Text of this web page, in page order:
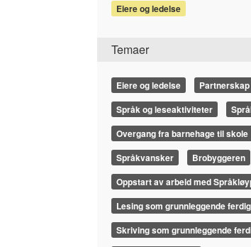
Eiere og ledelse
Temaer
Eiere og ledelse
Språk og leseaktiviteter
Overgang fra barnehage til skole
Språkvansker
Brobyggeren
Oppstart av arbeid med
Lesing som grunnleggende
Skriving som grunnleggende